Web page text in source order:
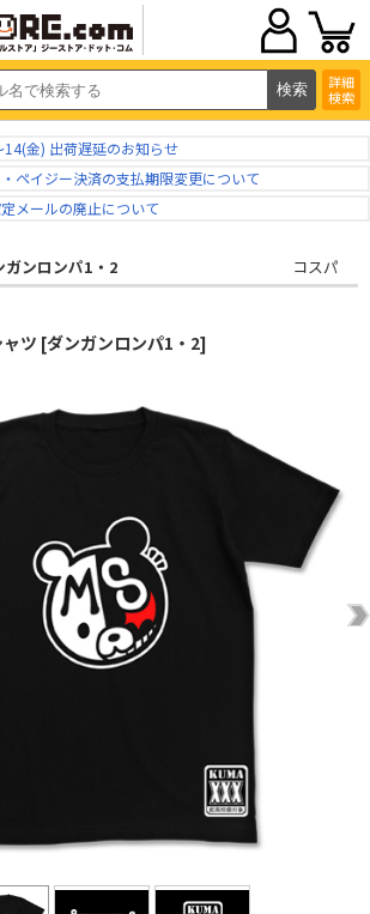
詳細
検索
金) 出荷遅延のお知らせ
ペイジー決済の支払期限変更について
メールの廃止について
ガンロンパ1・2 コスパ
ツ [ダンガンロンパ1・2]